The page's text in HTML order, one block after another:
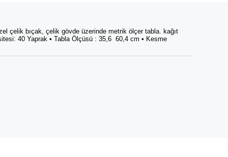
çelik bıçak, çelik gövde üzerinde metrik ölçer tabla. kağıt
40 Yaprak • Tabla Ölçüsü : 35,6 60,4 cm • Kesme